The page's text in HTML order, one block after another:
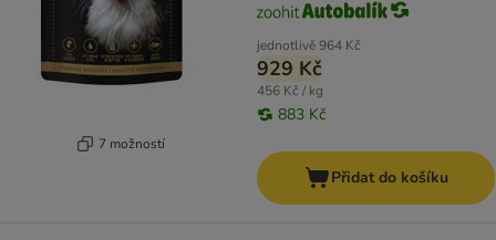
7 možností
jednotlivě964 Kč
929 Kč
456 Kč / kg
883 Kč
Přidat do košíku